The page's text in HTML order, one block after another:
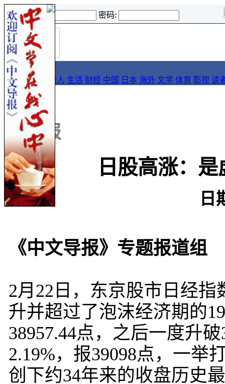
登录名: 密码:
首
页
导报
要闻 论坛 华人 生活 财经 中国 日本 海外 文学 体育 影视 读
::导报
日股高涨：
日
《中文导报》专题报道组
2月22日，东京股市日经
升并超过了泡沫经济期的
38957.44点，之后一度升
2.19%，报39098点，一举
创下约34年来的收盘历史